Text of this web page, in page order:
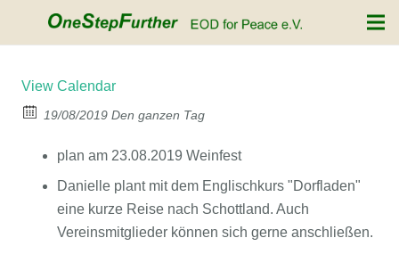
View Calendar
19/08/2019 Den ganzen Tag
plan am 23.08.2019 Weinfest
Danielle plant mit dem Englischkurs "Dorfladen"
eine kurze Reise nach Schottland. Auch
Vereinsmitglieder können sich gerne anschließen.